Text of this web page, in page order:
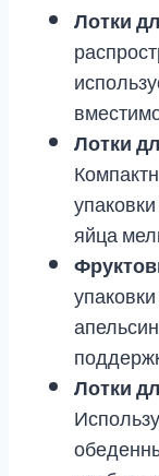
Лотки
Лотки
яйца
Лотки